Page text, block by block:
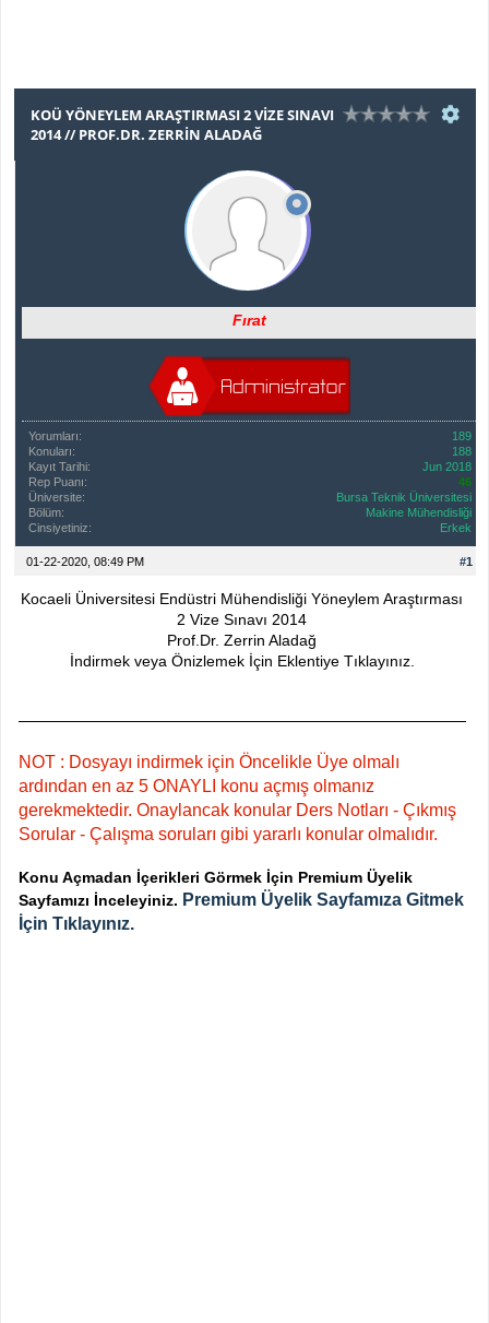
KOÜ YÖNEYLEM ARAŞTIRMASI 2 VIZE SINAVI
2014 // PROF.DR. ZERRIN ALADAĞ
Fırat
Yorumları:
189
Konuları:
188
Kayıt Tarihi:
Jun 2018
Rep Puanı:
46
Üniversite:
Bursa Teknik Üniversitesi
Bölüm:
Makine Mühendisliği
Cinsiyetiniz:
Erkek
#1
01-22-2020, 08:49 PM
Kocaeli Üniversitesi Endüstri Mühendisliği Yöneylem Araştırması
2 Vize Sınavı 2014
Prof.Dr. Zerrin Aladağ
İndirmek veya Önizlemek İçin Eklentiye Tıklayınız.
NOT : Dosyayı indirmek için Öncelikle Üye olmalı
ardından en az 5 ONAYLI konu açmış olmanız
gerekmektedir. Onaylancak konular Ders Notları - Çıkmış
Sorular - Çalışma soruları gibi yararlı konular olmalıdır.
Konu Açmadan İçerikleri Görmek İçin Premium Üyelik
Sayfamızı İnceleyiniz. Premium Üyelik Sayfamıza Gitmek
İçin Tıklayınız.